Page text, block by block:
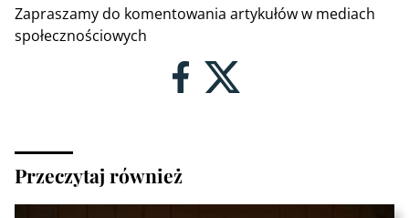
Zapraszamy do komentowania artykułów w mediach
społecznościowych
Przeczytaj również